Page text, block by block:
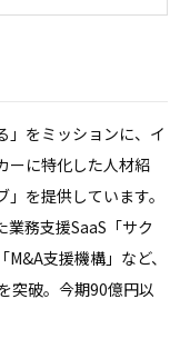
」をミッションに、イ
ーに特化した人材紹
を提供しています。
務支援SaaS「サク
支援機構」など、
突破。今期90億円以